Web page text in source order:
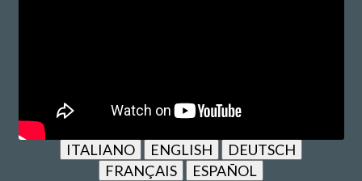
ITALIANO ENGLISH
DEUTSCH
FRANÇAIS
ESPAÑOL